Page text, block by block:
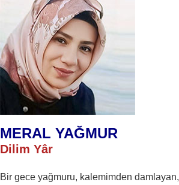
MERAL YAĞMUR
Dilim Yâr
Bir gece yağmuru, kalemimden damlayan,